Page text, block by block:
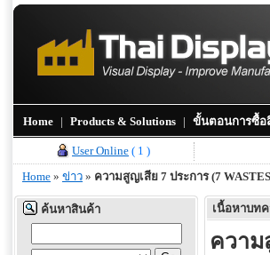
Home | Products & Solutions | ขั้นตอนการซื้อ
User Online ( 1 )
Home » ข่าว » ความสูญเสีย 7 ประการ (7
ค้นหาสินค้า เนื้อหาบท
ความ